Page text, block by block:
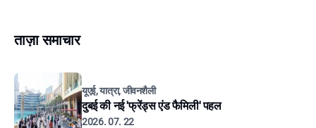
ताज़ा समाचार
यूएई, यात्रा, जीवनशैली
दुबई की नई 'फ्रेंड्स एंड फैमिली' पहल
2026. 07. 22